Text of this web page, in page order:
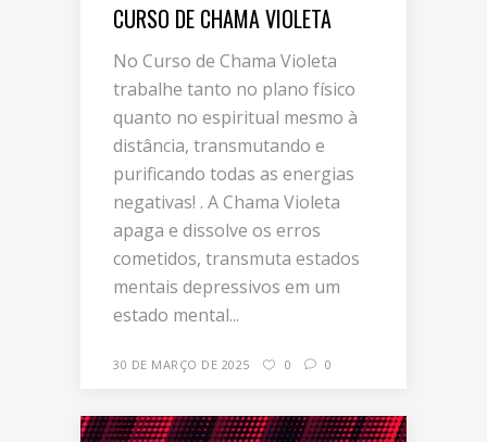
CURSO DE CHAMA VIOLETA
No Curso de Chama Violeta
trabalhe tanto no plano físico
quanto no espiritual mesmo à
distância, transmutando e
purificando todas as energias
negativas! . A Chama Violeta
apaga e dissolve os erros
cometidos, transmuta estados
mentais depressivos em um
estado mental...
30 DE MARÇO DE 2025 0 0